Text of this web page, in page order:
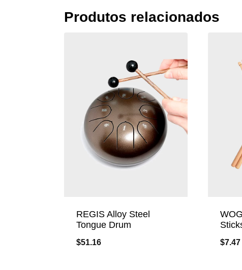
Produtos relacionados
REGIS Alloy Steel
Tongue Drum
$51.16 $7.47